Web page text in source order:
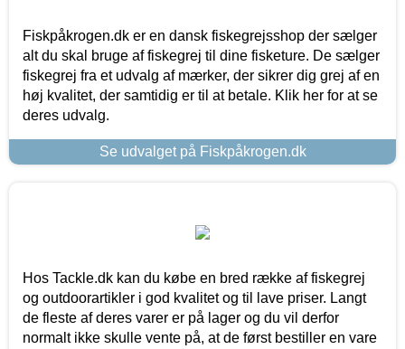
Fiskpåkrogen.dk er en dansk fiskegrejsshop der sælger
alt du skal bruge af fiskegrej til dine fisketure. De sælger
fiskegrej fra et udvalg af mærker, der sikrer dig grej af en
høj kvalitet, der samtidig er til at betale. Klik her for at se
deres udvalg.
Se udvalget på Fiskpåkrogen.dk
Hos Tackle.dk kan du købe en bred række af fiskegrej
og outdoorartikler i god kvalitet og til lave priser. Langt
de fleste af deres varer er på lager og du vil derfor
normalt ikke skulle vente på, at de først bestiller en vare